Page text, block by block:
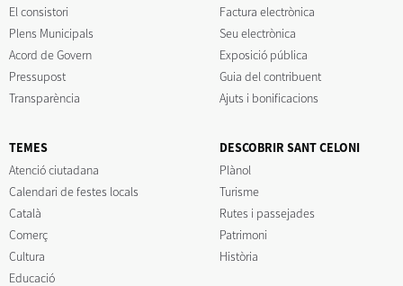
El consistori
Plens Municipals
Acord de Govern
Pressupost
Transparència
Factura electrònica
Seu electrònica
Exposició pública
Guia del contribuent
Ajuts i bonificacions
TEMES
Atenció ciutadana
Calendari de festes locals
Català
Comerç
Cultura
Educació
DESCOBRIR SANT CELONI
Plànol
Turisme
Rutes i passejades
Patrimoni
Història